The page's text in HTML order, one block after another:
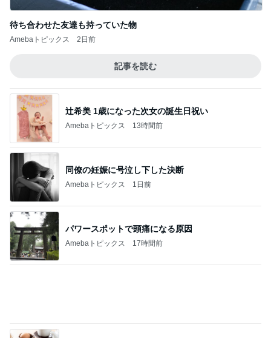
Amebaトピックス 13時間前
同僚の妊娠に号泣し下した決断
Amebaトピックス 1日前
パワースポットで頭痛になる原因
Amebaトピックス 17時間前
ご飯を炊いて義母が書かされた一筆
Amebaトピックス 1日前